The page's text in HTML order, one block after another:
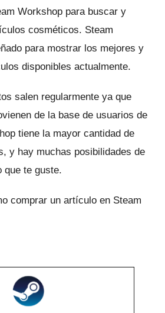
Workshop para buscar y
cosméticos. Steam
para mostrar los mejores y
disponibles actualmente.
salen regularmente ya que
de la base de usuarios de
tiene la mayor cantidad de
y hay muchas posibilidades de
que te guste.
comprar un artículo en Steam